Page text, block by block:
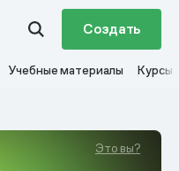
Создать
Учебные материалы Курсы
Это вы?